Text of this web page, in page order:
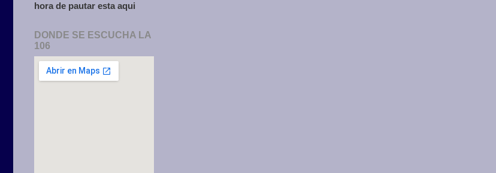
hora de pautar esta aqui
DONDE SE ESCUCHA LA
106